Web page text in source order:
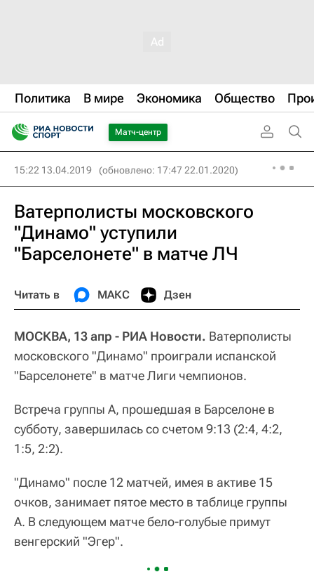
Политика В мире Экономика Общество
Матч-центр
15:22 13.04.2019 (обновлено: 17:47 22.01.2020)
Ватерполисты московского
"Динамо" уступили
"Барселонете" в матче ЛЧ
Читать в МАКС Дзен
МОСКВА, 13 апр - РИА Новости. Ватерполисты
московского "Динамо" проиграли испанской
"Барселонете" в матче Лиги чемпионов.
Встреча группы A, прошедшая в Барселоне в
субботу, завершилась со счетом 9:13 (2:4, 4:2,
1:5, 2:2).
"Динамо" после 12 матчей, имея в активе 15
очков, занимает пятое место в таблице группы
A. В следующем матче бело-голубые примут
венгерский "Эгер".